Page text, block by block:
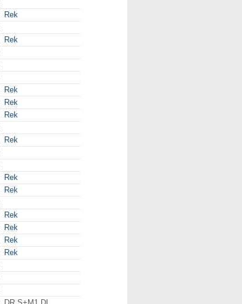
Rek
Rek
Rek
Rek
Rek
Rek
Rek
Rek
Rek
Rek
Rek
Rek